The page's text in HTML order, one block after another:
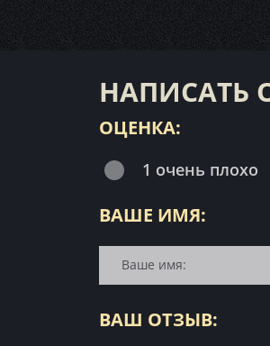
НАПИСАТЬ
ОЦЕНКА:
1 очень плохо
ВАШЕ ИМЯ:
ВАШ ОТЗЫВ: